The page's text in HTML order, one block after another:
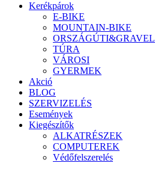
Kerékpárok
E-BIKE
MOUNTAIN-BIKE
ORSZÁGÚTI&GRAVEL
TÚRA
VÁROSI
GYERMEK
Akció
BLOG
SZERVIZELÉS
Események
Kiegészítők
ALKATRÉSZEK
COMPUTEREK
Védőfelszerelés